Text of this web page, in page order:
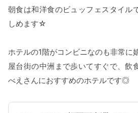
朝食は和洋食のビュッフェスタイルで
しめます☆
ホテルの1階がコンビニなのも非常に
屋台街の中洲まで歩いてすぐで、飲
べえさんにおすすめのホテルです◎